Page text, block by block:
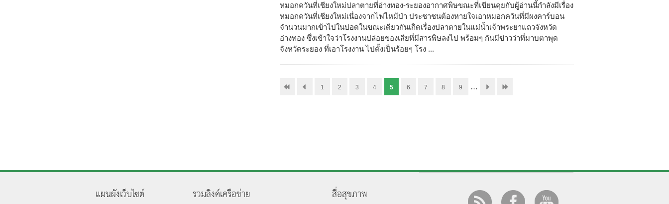
หมอกควันที่เชียงใหม่ปลาตายที่อ่างทอง-ระยองอากาศพิษขณะที่เขียนคุยกับผู้อ่านนี้กำลังมีเรื่อง
หมอกควันที่เชียงใหม่เนื่องจากไฟไหม้ป่า ประชาชนต้องหายใจเอาหมอกควันที่มีผงคาร์บอน
จำนวนมากเข้าไปในปอดในขณะเดียวกันเกิดเรื่องปลาตายในแม่น้ำเจ้าพระยาแถวจังหวัด
อ่างทอง ซึ่งเข้าใจว่าโรงงานปล่อยของเสียที่มีสารพิษลงไป พร้อมๆ กันมีข่าวว่าที่มาบตาพุด
จังหวัดระยอง ที่เอาโรงงาน ไปตั้งเป็นร้อยๆ โรง ...
1 2 3 4 5 6 7 8 9 …
แผนผังเว็บไซต์ รวมลิงค์เครือข่าย สื่อสุขภาพ